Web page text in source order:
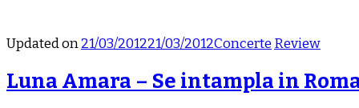
Updated on21/03/201221/03/2012Concerte Review
Luna Amara – Se intampla in